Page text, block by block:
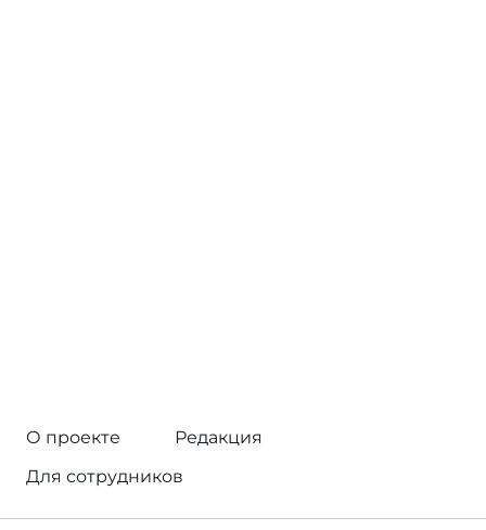
О проекте
Редакция
Для сотрудников